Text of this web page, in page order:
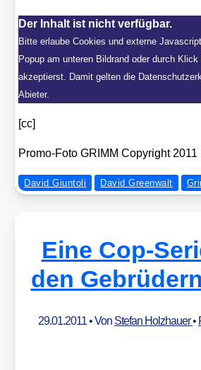
Der Inhalt ist nicht verfügbar.
Bitte erlaube Cookies und externe
Popup am unteren Bildrand oder durch
akzeptierst. Damit gelten die
Abieter.
[cc]
Pro­mo-Foto GRIMM Copy­right 2011
David Giuntoli David Greenwalt
Eine Cop-
den
29.01.2011• Von Stefan Holzhauer•